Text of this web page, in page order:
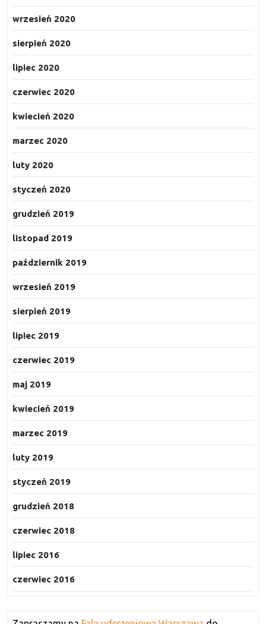
wrzesień 2020
sierpień 2020
lipiec 2020
czerwiec 2020
kwiecień 2020
marzec 2020
luty 2020
styczeń 2020
grudzień 2019
listopad 2019
październik 2019
wrzesień 2019
sierpień 2019
lipiec 2019
czerwiec 2019
maj 2019
kwiecień 2019
marzec 2019
luty 2019
styczeń 2019
grudzień 2018
czerwiec 2018
lipiec 2016
czerwiec 2016